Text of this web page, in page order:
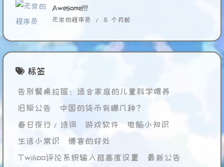
Awesome!!!
无奈的程序员 / 8 个月前
标签
告别餐桌拉锯：适合家庭的儿童科学喂养
旧版公告
中国的货币有哪几种？
春日夜行/诗词
游戏软件
电脑小知识
生活小常识
博客的好处
Twikoo评论系统输入框高度设置
最新公告